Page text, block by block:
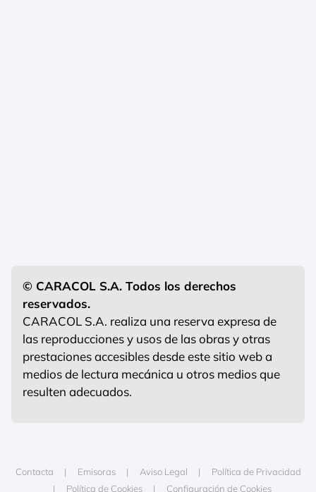
© CARACOL S.A. Todos los derechos
reservados.
CARACOL S.A. realiza una reserva expresa de
las reproducciones y usos de las obras y otras
prestaciones accesibles desde este sitio web a
medios de lectura mecánica u otros medios que
resulten adecuados.
Contacta Emisoras Aviso Legal
Política de Privacidad
Política de Cookies
Configuración de Cookies